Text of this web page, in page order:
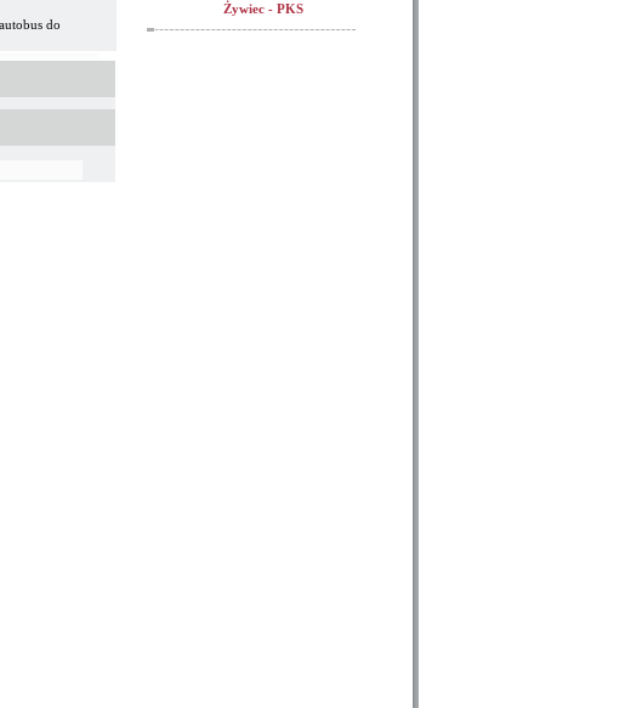
do
Żywiec - PKS